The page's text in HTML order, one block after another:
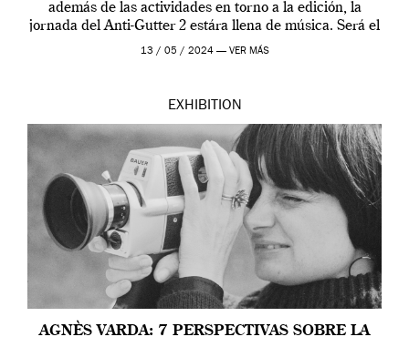
además de las actividades en torno a la edición, la
jornada del Anti-Gutter 2 estára llena de música. Será el
[…]
13 / 05 / 2024 — VER MÁS
EXHIBITION
AGNÈS VARDA: 7 PERSPECTIVAS SOBRE LA